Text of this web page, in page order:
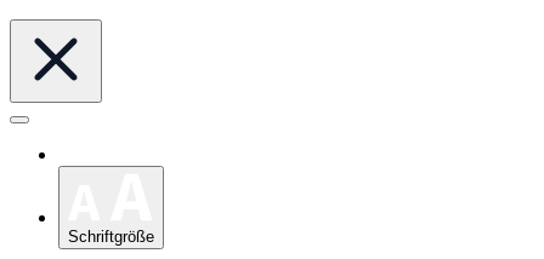
Schriftgröße